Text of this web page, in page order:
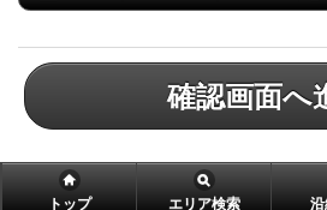
確認画面へ
トップ エリア検索 沿